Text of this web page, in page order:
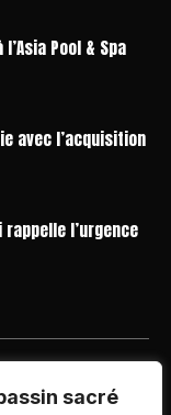
sacré
Pool & Spa
avec l’acquisition
rappelle l’urgence